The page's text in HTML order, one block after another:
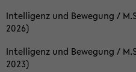
Intelligenz und Bewegung /
2026)
Intelligenz und Bewegung /
2023)